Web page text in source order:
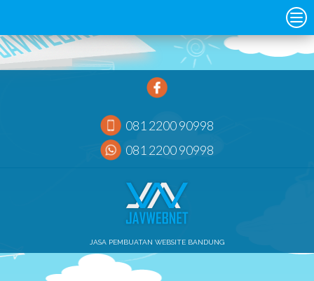
081 2200 90998
081 2200 90998
JASA PEMBUATAN WEBSITE BANDUNG